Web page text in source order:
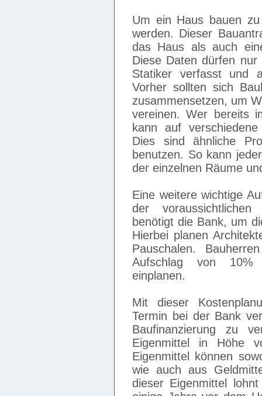
Um ein Haus bauen
werden. Dieser
das Haus als auch
Diese Daten dürfen
Statiker verfasst und
Vorher sollten sich
zusammensetzen, um
vereinen. Wer bereits
kann auf
Dies sind ähnliche
benutzen. So kann
der einzelnen Räume
Eine weitere wichtige
der
benötigt die Bank, um
Hierbei planen
Pauschalen.
Aufschlag von 10%
einplanen.
Mit dieser
Termin bei der Bank
Baufinanzierung zu
Eigenmittel in Höhe
Eigenmittel können
wie auch aus
dieser Eigenmittel